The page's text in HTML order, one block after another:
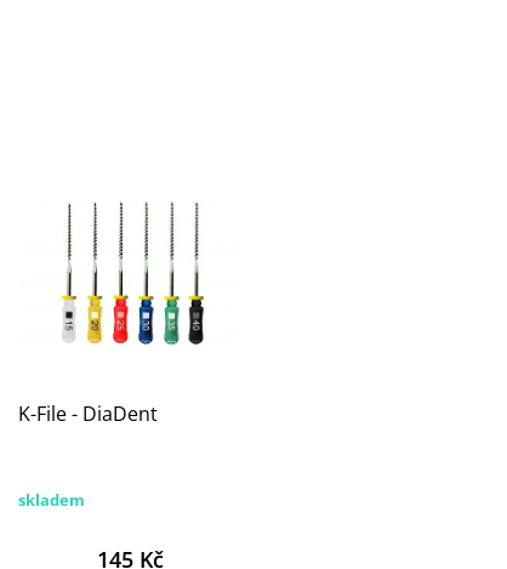
K-File - DiaDent
skladem
145 Kč